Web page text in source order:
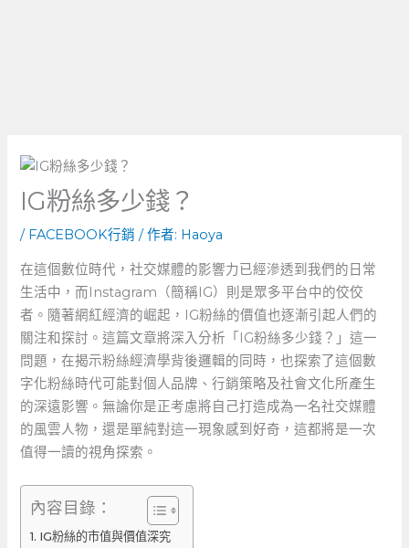
IG粉絲多少錢？
/ FACEBOOK行銷 / 作者: Haoya
在這個數位時代，社交媒體的影響力已經滲透到我們的日常
生活中，而Instagram（簡稱IG）則是眾多平台中的佼佼
者。隨著網紅經濟的崛起，IG粉絲的價值也逐漸引起人們的
關注和探討。這篇文章將深入分析「IG粉絲多少錢？」這一
問題，在揭示粉絲經濟學背後邏輯的同時，也探索了這個數
字化粉絲時代可能對個人品牌、行銷策略及社會文化所產生
的深遠影響。無論你是正考慮將自己打造成為一名社交媒體
的風雲人物，還是單純對這一現象感到好奇，這都將是一次
值得一讀的視角探索。
內容目錄：
IG粉絲的市值與價值深究